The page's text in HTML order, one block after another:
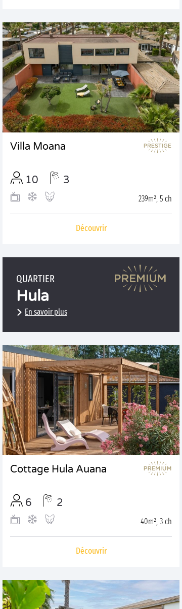
Villa Moana
10 3
239m², 5 ch
Découvrir
QUARTIER
Hula
En savoir plus
Cottage Hula Auana
6 2
40m², 3 ch
Découvrir